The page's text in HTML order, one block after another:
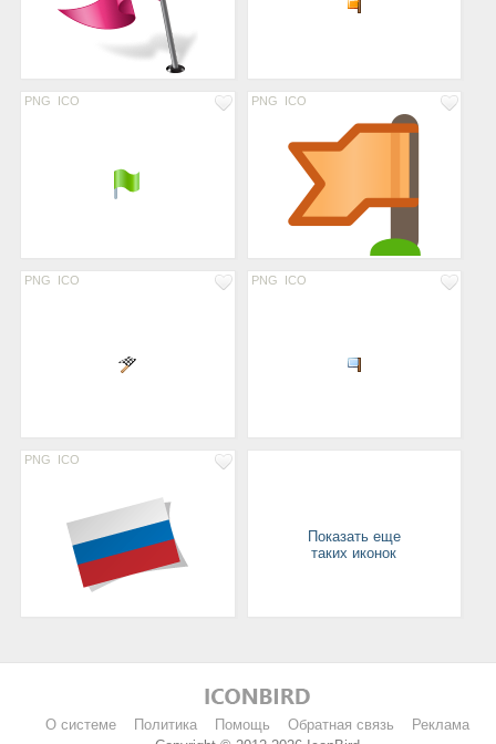
PNG ICO PNG ICO
PNG ICO PNG ICO
PNG ICO
Показать еще
таких иконок
О системе Политика Помощь Обратная связь
Реклама